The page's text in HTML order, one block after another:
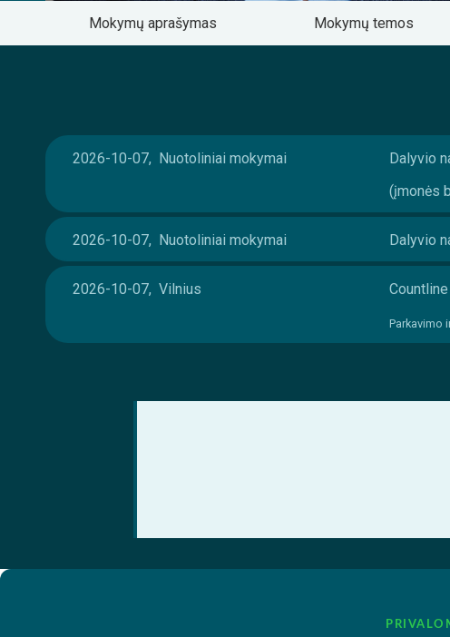
Mokymų aprašymas Mokymų temos
2026-10-07, Nuotoliniai mokymai
Dalyvio
(įmonės
2026-10-07, Nuotoliniai mokymai Dalyvio
2026-10-07, Vilnius
Parkavimo